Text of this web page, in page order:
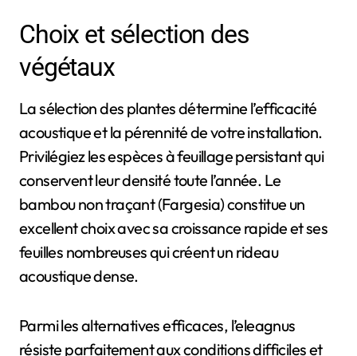
Choix et sélection des
végétaux
La sélection des plantes détermine l’efficacité
acoustique et la pérennité de votre installation.
Privilégiez les espèces à feuillage persistant qui
conservent leur densité toute l’année. Le
bambou non traçant (Fargesia) constitue un
excellent choix avec sa croissance rapide et ses
feuilles nombreuses qui créent un rideau
acoustique dense.
Parmi les alternatives efficaces, l’eleagnus
résiste parfaitement aux conditions difficiles et